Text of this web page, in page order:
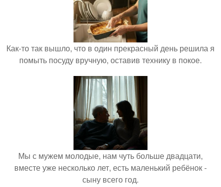
Как-то так вышло, что в один прекрасный день решила я
помыть посуду вручную, оставив технику в покое.
Мы с мужем молодые, нам чуть больше двадцати,
вместе уже несколько лет, есть маленький ребёнок -
сыну всего год.